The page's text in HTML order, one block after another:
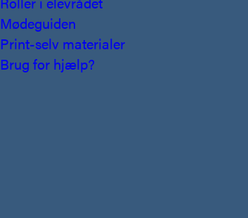
Mødeguiden
Print-selv materialer
Brug for hjælp?